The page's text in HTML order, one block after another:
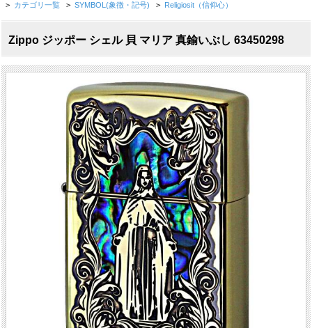
> カテゴリ一覧 > SYMBOL(象徴・記号) > Religiosit（信仰心）
Zippo ジッポー シェル 貝 マリア 真鍮いぶし 63450298